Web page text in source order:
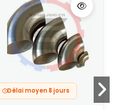
Délai moyen 8 jours